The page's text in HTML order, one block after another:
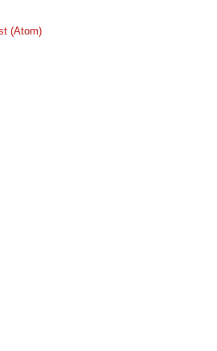
(Atom)